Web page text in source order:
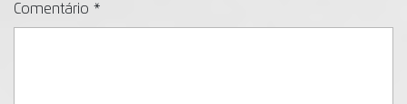
Comentário *